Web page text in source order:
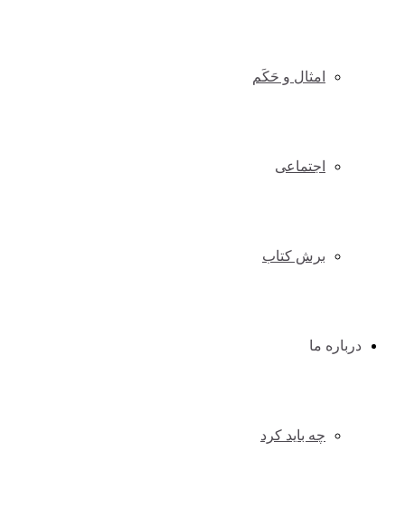
امثال و حَکَم
اجتماعی
برش کتاب
درباره ما
چه باید کرد